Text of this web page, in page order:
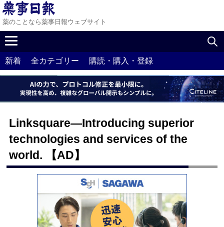
薬のことなら薬事日報ウェブサイト
新着 全カテゴリー 購読・購入・登録
Linksquare—Introducing superior
technologies and services of the
world. 【AD】